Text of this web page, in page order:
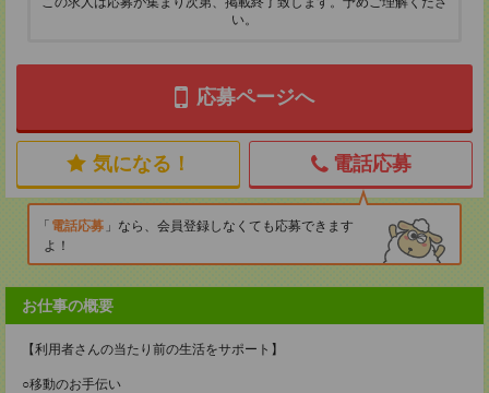
い。
応募ページへ
気になる！ 電話応募
電話応募
なら、会員登録しなくても応募できます
よ！
お仕事の概要
【利用者さんの当たり前の生活をサポート】
○移動のお手伝い